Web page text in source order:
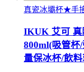
真瓷冰壩杯★手
IKUK 艾可 真
800ml(吸管杯
量保冰杯/飲